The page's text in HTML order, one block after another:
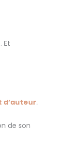
Et
d’auteur.
de son